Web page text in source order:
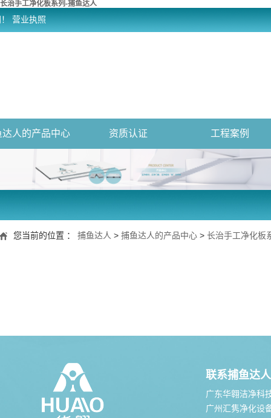
长治手工净化板系列-捕鱼达人
营业执照
达人的产品中心 资质认证 工程案例
您当前的位置 ： 捕鱼达人 > 捕鱼达人的产品中心 > 长治手工净化板
联系捕鱼达人
广东华翱洁净科
广州汇隽净化设